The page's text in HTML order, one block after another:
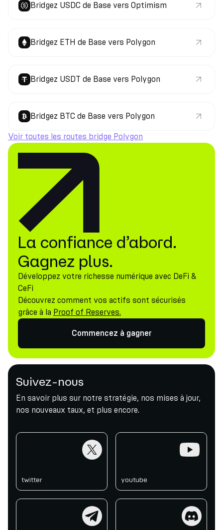
Bridgez USDC de Base vers Optimism
Bridgez ETH de Base vers Polygon
Bridgez USDT de Base vers Polygon
Bridgez BTC de Base vers Polygon
Voir toutes les routes bridge Polygon
La confiance d’abord.
Gagnez plus.
Développez votre richesse numérique avec DeFi &
CeFi
Découvrez comment vos actifs sont sécurisés
grâce à la Proof of Reserves.
Commencez à gagner
Suivez-nous
En savoir plus sur notre stratégie, nos mises à jour,
nos nouveaux taux, et plus encore.
twitter youtube